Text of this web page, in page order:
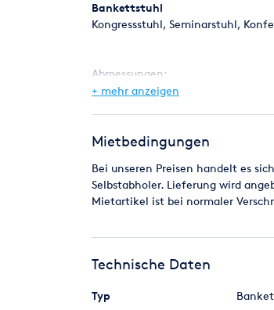
Bankettstuhl
Kongressstuhl, Seminarstuhl,
Abmessungen:
- Gesamthöhe: 94 cm
Farbe: schwarz mit goldenen
vierkantstahl und der Polsterbezug
Stuhlhusse:
Farbe: weiss
+ mehr anzeigen
Mietbedingungen
Bei unseren Preisen handelt es
Selbstabholer. Lieferung wird
Mietartikel ist bei normaler
Technische Daten
Typ